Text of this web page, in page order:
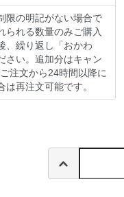
限の明記がない場合で
られる数量のみご購入
、繰り返し「おかわ
さい。追加分はキャン
注文から24時間以降に
再注文可能です。